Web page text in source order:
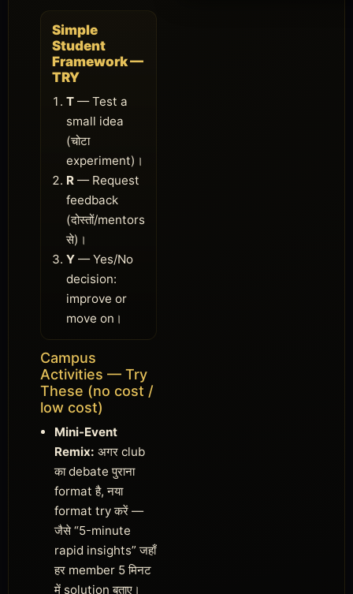
Simple
Student
Framework —
TRY
T — Test a
small idea
(चोटा
experiment)।
R — Request
feedback
(दोस्तों/mentors
से)।
Y — Yes/No
decision:
improve or
move on।
Campus
Activities — Try
These (no cost /
low cost)
Mini-Event
Remix: अगर club
का debate पुराना
format है, नया
format try करें —
जैसे “5-minute
rapid insights” जहाँ
हर member 5 मिनट
में solution बताए।